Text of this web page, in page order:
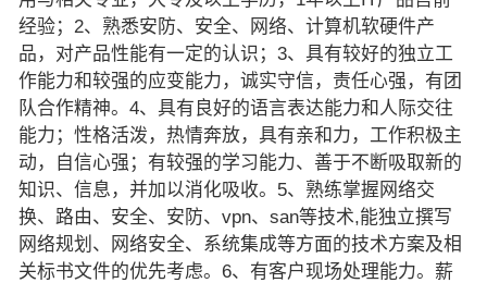
经验；2、熟悉安防、安全、网络、计算机软硬件产
品，对产品性能有一定的认识；3、具有较好的独立工
作能力和较强的应变能力，诚实守信，责任心强，有团
队合作精神。4、具有良好的语言表达能力和人际交往
能力；性格活泼，热情奔放，具有亲和力，工作积极主
动，自信心强；有较强的学习能力、善于不断吸取新的
知识、信息，并加以消化吸收。5、熟练掌握网络交
换、路由、安全、安防、vpn、san等技术,能独立撰写
网络规划、网络安全、系统集成等方面的技术方案及相
关标书文件的优先考虑。6、有客户现场处理能力。薪